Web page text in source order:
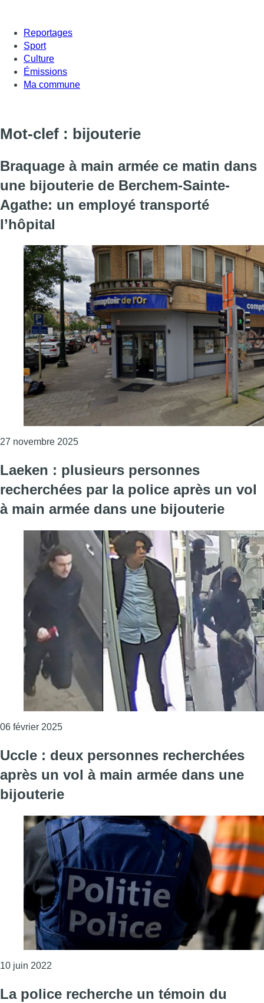
Reportages
Sport
Culture
Émissions
Ma commune
Mot-clef : bijouterie
Braquage à main armée ce matin dans
une bijouterie de Berchem-Sainte-
Agathe: un employé transporté
l’hôpital
27 novembre 2025Consulter l'article "Braquage à main armée
Laeken : plusieurs personnes
recherchées par la police après un vol
à main armée dans une bijouterie
06 février 2025Consulter l'article "Laeken : plusieurs
Uccle : deux personnes recherchées
après un vol à main armée dans une
bijouterie
10 juin 2022
La police recherche un témoin du